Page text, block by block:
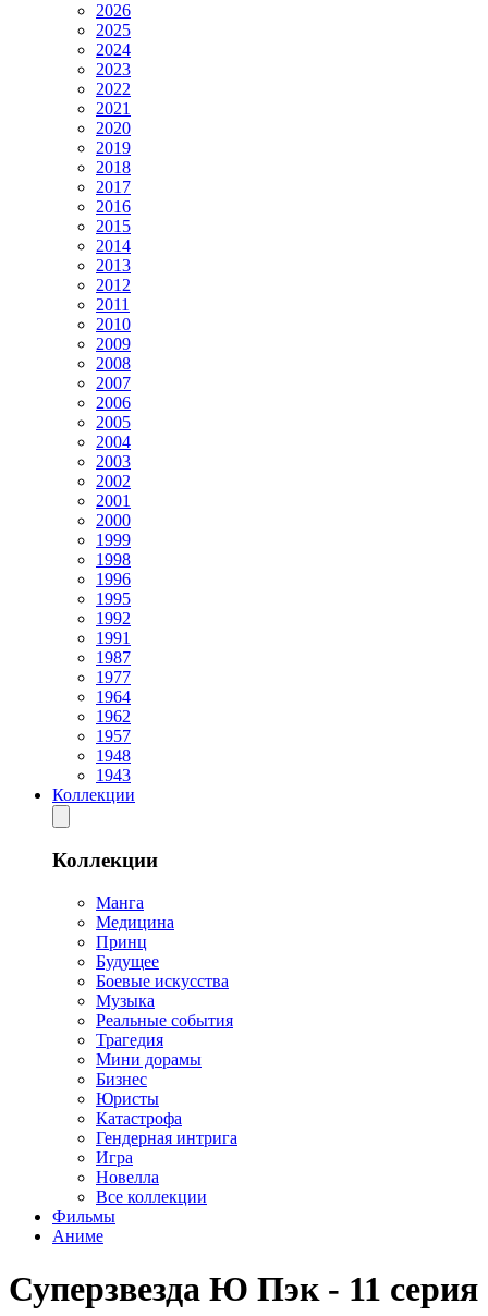
2026
2025
2024
2023
2022
2021
2020
2019
2018
2017
2016
2015
2014
2013
2012
2011
2010
2009
2008
2007
2006
2005
2004
2003
2002
2001
2000
1999
1998
1996
1995
1992
1991
1987
1977
1964
1962
1957
1948
1943
Коллекции
Коллекции
Манга
Медицина
Принц
Будущее
Боевые искусства
Музыка
Реальные события
Трагедия
Мини дорамы
Бизнес
Юристы
Катастрофа
Гендерная интрига
Игра
Новелла
Все коллекции
Фильмы
Аниме
Суперзвезда Ю Пэк - 11 серия